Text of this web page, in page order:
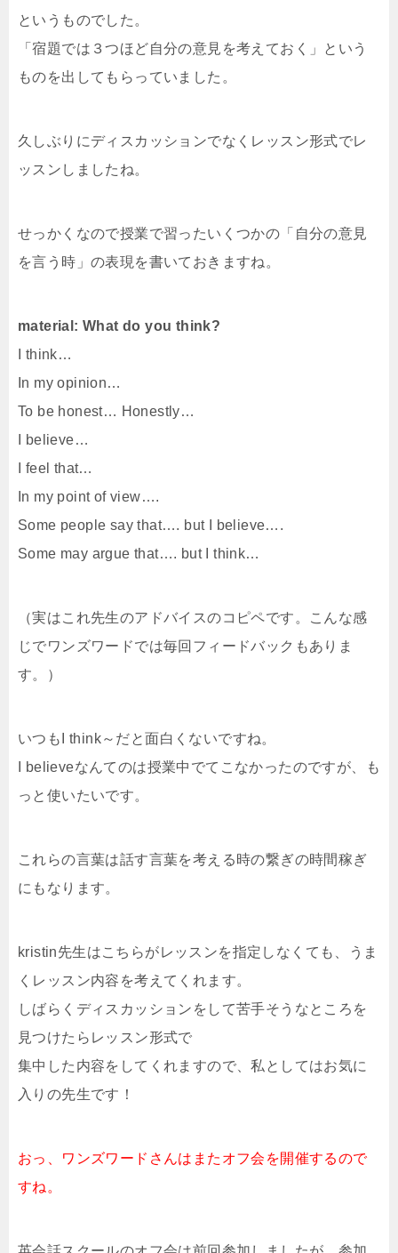
というものでした。
「宿題では３つほど自分の意見を考えておく」という
ものを出してもらっていました。
久しぶりにディスカッションでなくレッスン形式でレ
ッスンしましたね。
せっかくなので授業で習ったいくつかの「自分の意見
を言う時」の表現を書いておきますね。
material: What do you think?
I think…
In my opinion…
To be honest… Honestly…
I believe…
I feel that…
In my point of view….
Some people say that…. but I believe….
Some may argue that…. but I think…
（実はこれ先生のアドバイスのコピペです。こんな感
じでワンズワードでは毎回フィードバックもありま
す。）
いつもI think～だと面白くないですね。
I believeなんてのは授業中でてこなかったのですが、も
っと使いたいです。
これらの言葉は話す言葉を考える時の繋ぎの時間稼ぎ
にもなります。
kristin先生はこちらがレッスンを指定しなくても、うま
くレッスン内容を考えてくれます。
しばらくディスカッションをして苦手そうなところを
見つけたらレッスン形式で
集中した内容をしてくれますので、私としてはお気に
入りの先生です！
おっ、ワンズワードさんはまたオフ会を開催するので
すね。